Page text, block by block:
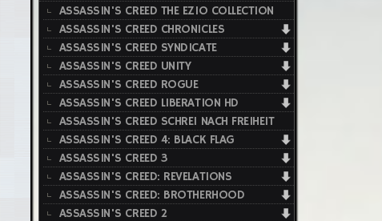
ASSASSIN'S CREED THE EZIO COLLECTION
ASSASSIN'S CREED CHRONICLES
ASSASSIN'S CREED SYNDICATE
ASSASSIN'S CREED UNITY
ASSASSIN'S CREED ROGUE
ASSASSIN'S CREED LIBERATION HD
ASSASSIN'S CREED SCHREI NACH FREIHEIT
ASSASSIN'S CREED 4: BLACK FLAG
ASSASSIN'S CREED 3
ASSASSIN'S CREED: REVELATIONS
ASSASSIN'S CREED: BROTHERHOOD
ASSASSIN'S CREED 2